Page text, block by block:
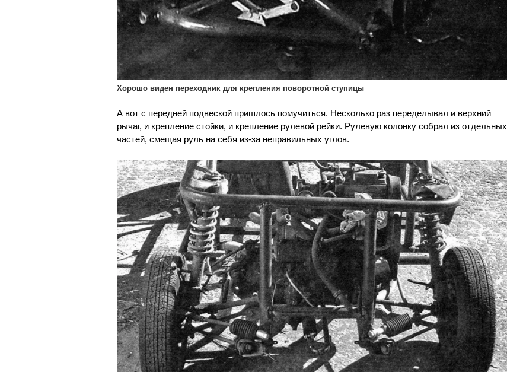
Хорошо виден переходник для крепления поворотной ступицы
А вот с передней подвеской пришлось помучиться. Несколько раз переделывал и верхний
рычаг, и крепление стойки, и крепление рулевой рейки. Рулевую колонку собрал из отдельных
частей, смещая руль на себя из-за неправильных углов.